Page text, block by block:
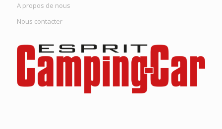
A propos de nous
Nous contacter